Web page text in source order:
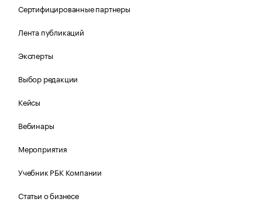
Сертифицированные партнеры
Лента публикаций
Эксперты
Выбор редакции
Кейсы
Вебинары
Мероприятия
Учебник РБК Компании
Статьи о бизнесе